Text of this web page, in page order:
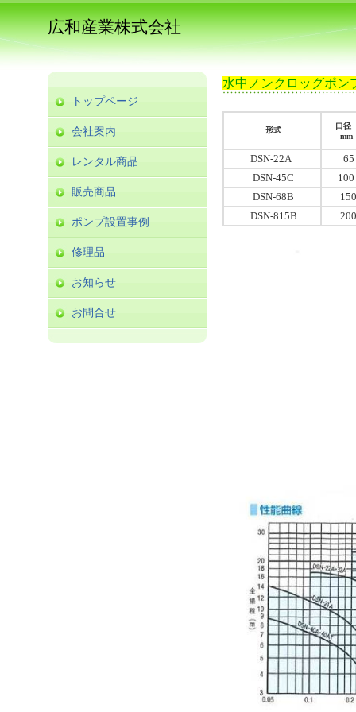
広和産業株式会社
トップページ
会社案内
レンタル商品
販売商品
ポンプ設置事例
修理品
お知らせ
お問合せ
水中ノンクロッグポ
形式
口
mm
DSN-22A
65
DSN-45C
100
DSN-68B
150
DSN-815B
200